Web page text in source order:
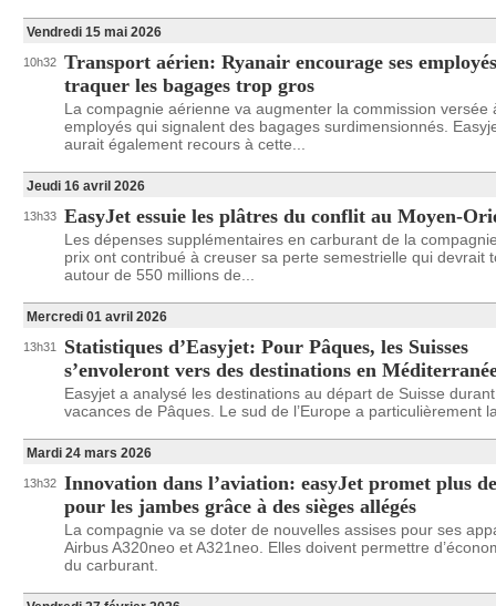
Vendredi 15 mai 2026
10h32 Transport aérien: Ryanair encourage ses
traquer les bagages trop gros
La compagnie aérienne va augmenter la commission versée
employés qui signalent des bagages surdimensionnés.
aurait également recours à cette...
Jeudi 16 avril 2026
13h33 EasyJet essuie les plâtres du conflit au Moyen-
Les dépenses supplémentaires en carburant de la
prix ont contribué à creuser sa perte semestrielle qui devrait
autour de 550 millions de...
Mercredi 01 avril 2026
13h31
Statistiques d’Easyjet: Pour Pâques, les Suisses
s’envoleront vers des destinations en
Easyjet a analysé les destinations au départ de Suisse
vacances de Pâques. Le sud de l’Europe a particulièrement
Mardi 24 mars 2026
13h32 Innovation dans l’aviation: easyJet promet plus
pour les jambes grâce à des sièges allégés
La compagnie va se doter de nouvelles assises pour ses
Airbus A320neo et A321neo. Elles doivent permettre
du carburant.